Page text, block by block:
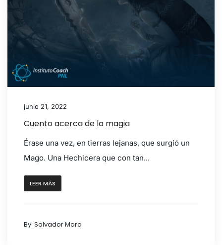
junio 21, 2022
Cuento acerca de la magia
Érase una vez, en tierras lejanas, que surgió un
Mago. Una Hechicera que con tan...
LEER MÁS
By Salvador Mora